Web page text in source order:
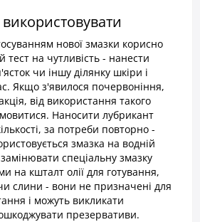
нової змазки корисно
тест на чутливість - нанести
чи іншу ділянку шкіри і
Якщо з'явилося почервоніння,
від використання такого
Наносити лубрикант
за потреби повторно -
змазка на водній
спеціальну змазку
на кшталт олії для готування,
слини - вони не призначені для
і можуть викликати
презервативи.